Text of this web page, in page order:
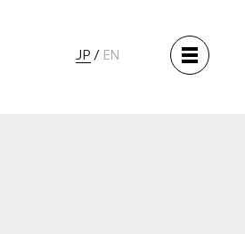
JP EN